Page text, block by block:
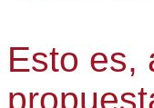
Esto es,